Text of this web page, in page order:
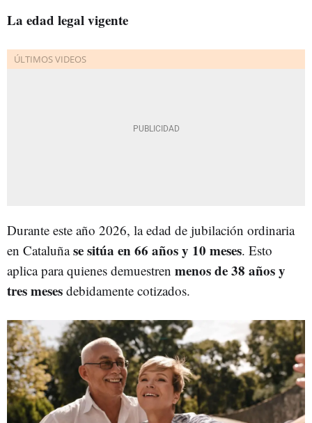
La edad legal vigente
Durante este año 2026, la edad de jubilación ordinaria
en Cataluñase sitúa en 66 años y 10 meses. Esto
aplica para quienes demuestren menos de 38 años y
tres meses debidamente cotizados.